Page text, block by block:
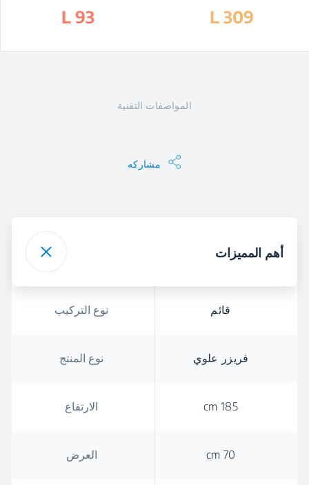
309 L
93 L
المواصفات التقنية
مشاركه
أهم المميزات
نوع التركيب قائم
نوع المنتج فريزر علوي
الارتفاع 185 cm
العرض 70 cm